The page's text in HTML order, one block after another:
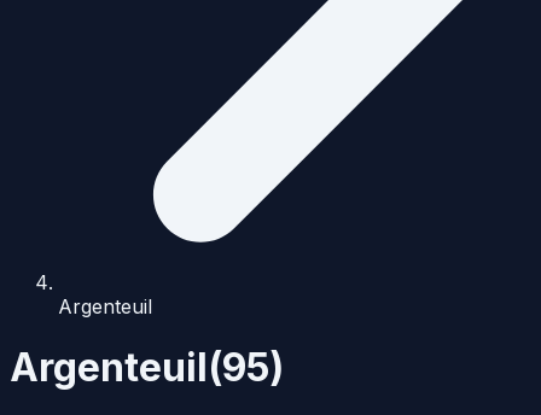
Argenteuil
Argenteuil(95)